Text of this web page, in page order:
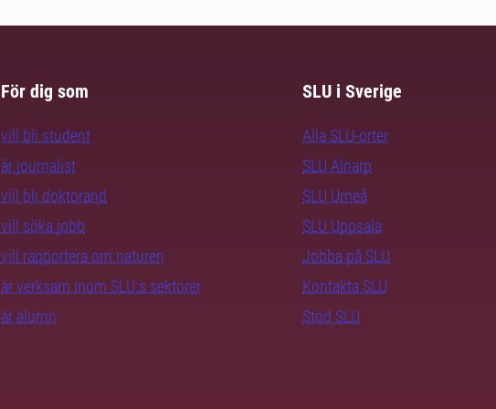
För dig som
vill bli student
är journalist
vill bli doktorand
vill söka jobb
vill rapportera om naturen
är verksam inom SLU:s sektorer
är alumn
SLU i Sverige
Alla SLU-orter
SLU Alnarp
SLU Umeå
SLU Uppsala
Jobba på SLU
Kontakta SLU
Stöd SLU